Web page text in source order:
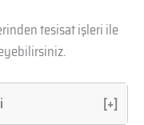
tesisat işleri ile
[+]